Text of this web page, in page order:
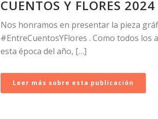
CUENTOS Y FLORES 2024
Nos honramos en presentar la pieza
#EntreCuentosYFlores . Como todos
esta época del año, […]
Leer más sobre esta publicación